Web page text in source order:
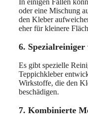
In einigen Fällen
oder eine Mischung
den Kleber
eher für kleinere
6. Spezialreiniger
Es gibt spezielle
Teppichkleber
Wirkstoffe, die den
beschädigen.
7. Kombinierte